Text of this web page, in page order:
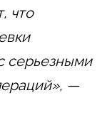
что
серьезными
—